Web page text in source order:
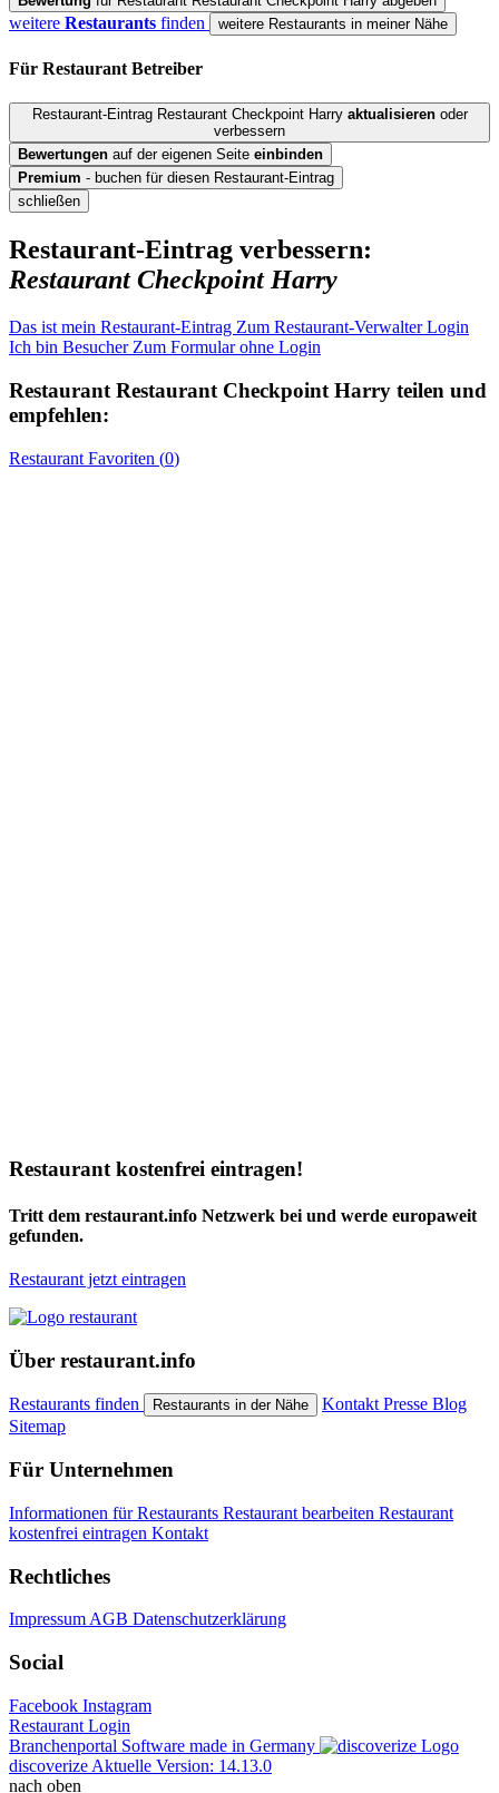
weitere Restaurants finden weitere Restaurants in meiner Nähe
Für Restaurant Betreiber
Restaurant-Eintrag Restaurant Checkpoint Harry aktualisierenoder
verbessern
Bewertungen auf der eigenen Seite einbinden
Premium - buchen für diesen Restaurant-Eintrag
schließen
Restaurant-Eintrag verbessern:
Restaurant Checkpoint Harry
Das ist mein Restaurant-Eintrag Zum Restaurant-Verwalter Login
Ich bin Besucher Zum Formular ohne Login
Restaurant Restaurant Checkpoint Harry teilen und
empfehlen:
Restaurant Favoriten (0)
Restaurant kostenfrei eintragen!
Tritt dem restaurant.info Netzwerk bei und werde europaweit
gefunden.
Restaurant jetzt eintragen
Über restaurant.info
Restaurants finden Restaurants in der Nähe Kontakt Presse Blog
Sitemap
Für Unternehmen
Informationen für Restaurants Restaurant bearbeiten Restaurant
kostenfrei eintragen Kontakt
Rechtliches
Impressum AGB Datenschutzerklärung
Social
Facebook Instagram
Restaurant Login
Branchenportal Software made in Germany
discoverize Aktuelle Version: 14.13.0
nach oben